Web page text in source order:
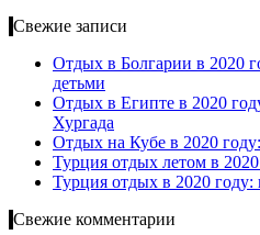
Свежие записи
Отдых в Болгарии в 2020
детьми
Отдых в Египте в 2020
Хургада
Отдых на Кубе в 2020
Турция отдых летом в
Турция отдых в 2020
Свежие комментарии